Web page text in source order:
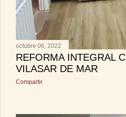
octubre 06, 2022
REFORMA INTEGRAL
VILASAR DE MAR
Compartir